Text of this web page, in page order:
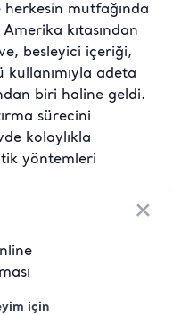
×
için
herkesin mutfağında
kıtasından
besleyici içeriği,
adeta
biri haline geldi.
sürecini
kolaylıkla
yöntemleri
sorusu,
kullanmak
başında
manavdan
henüz